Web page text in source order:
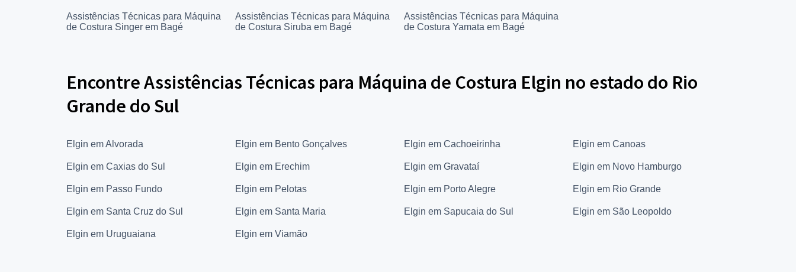
Assistências Técnicas para Máquina
de Costura Singer em Bagé
Assistências Técnicas para Máquina
de Costura Siruba em Bagé
Assistências Técnicas para Máquina
de Costura Yamata em Bagé
Encontre Assistências Técnicas para Máquina de Costura Elgin no estado do Rio
Grande do Sul
Elgin em Alvorada Elgin em Bento Gonçalves Elgin em Cachoeirinha Elgin em Canoas
Elgin em Caxias do Sul Elgin em Erechim Elgin em Gravataí Elgin em Novo Hamburgo
Elgin em Passo Fundo Elgin em Pelotas Elgin em Porto Alegre Elgin em Rio Grande
Elgin em Santa Cruz do Sul Elgin em Santa Maria Elgin em Sapucaia do Sul Elgin em São Leopoldo
Elgin em Uruguaiana Elgin em Viamão